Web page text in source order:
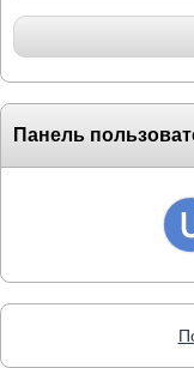
Панель